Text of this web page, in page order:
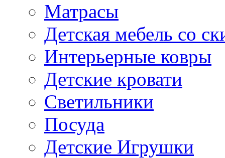
Матрасы
Детская мебель со
Интерьерные ковры
Детские кровати
Светильники
Посуда
Детские Игрушки